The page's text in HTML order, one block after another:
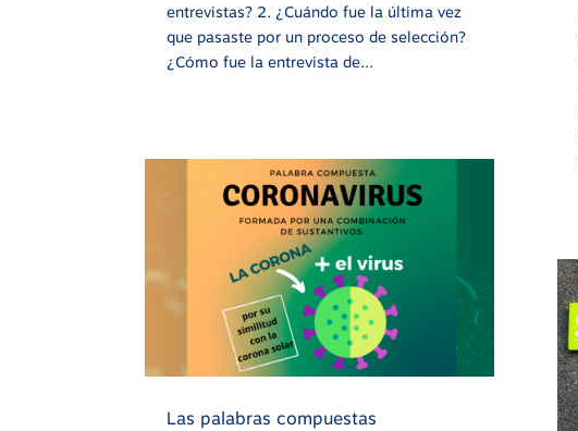
entrevistas? 2. ¿Cuándo fue la última vez
que pasaste por un proceso de selección?
¿Cómo fue la entrevista de...
Las palabras compuestas